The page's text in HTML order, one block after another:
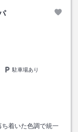
駐車場あり
着いた色調で統一